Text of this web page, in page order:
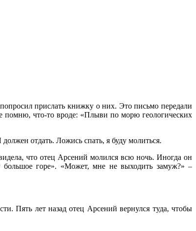
прислать книжку о них. Это письмо передали
помню, что-то вроде: «Плыви по морю геологических
отдать. Ложись спать, я буду молиться.
что отец Арсений молился всю ночь. Иногда он
горе». «Может, мне не выходить замуж?» –
Пять лет назад отец Арсений вернулся туда, чтобы